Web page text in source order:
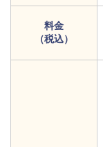
料金
（税込）